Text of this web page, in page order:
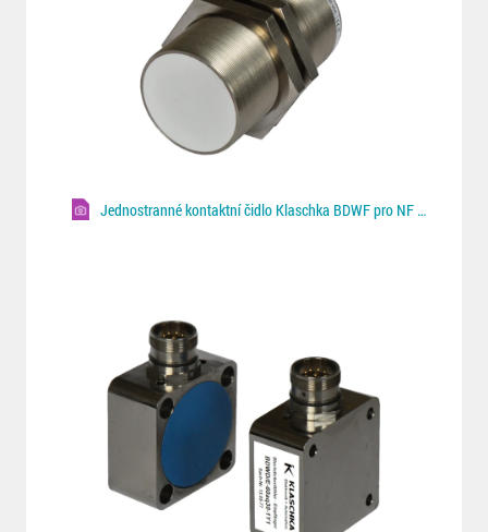
Jednostranné kontaktní čidlo Klaschka BDWF pro NF plechy